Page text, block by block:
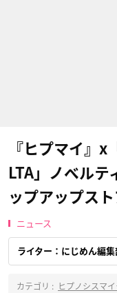
『ヒプマイ』x
LTA」ノベル
ップアップス
ニュース
ライター：にじめん編集
カテゴリ : ヒプノシスマ